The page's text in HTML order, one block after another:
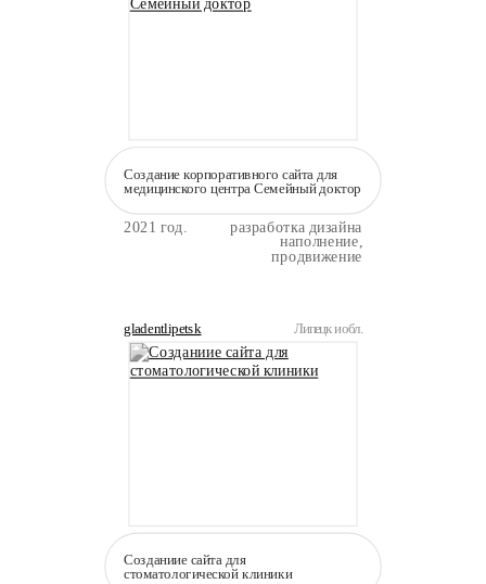
Создание корпоративного сайта для
медицинского центра Семейный доктор
2021 год. разработка дизайна
наполнение,
продвижение
gladentlipetsk Липецк и обл.
Созданиие сайта для
стоматологической клиники